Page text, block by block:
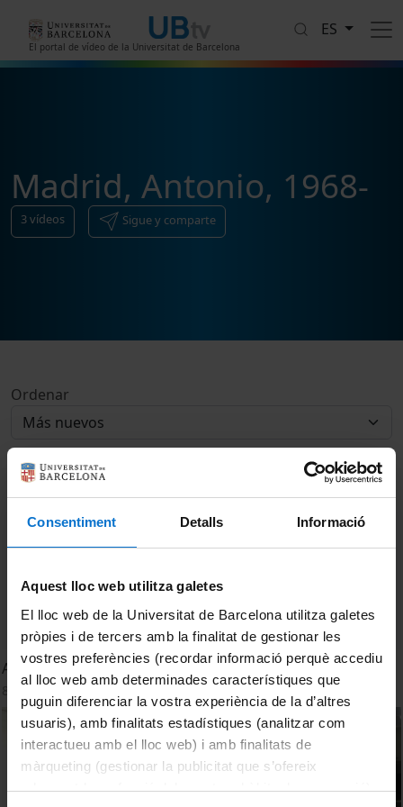
Consentiment Detalls Informació
Aquest lloc web utilitza galetes
El lloc web de la Universitat de Barcelona utilitza galetes
pròpies i de tercers amb la finalitat de gestionar les
vostres preferències (recordar informació perquè accediu
al lloc web amb determinades característiques que
puguin diferenciar la vostra experiència de la d’altres
usuaris), amb finalitats estadístiques (analitzar com
interactueu amb el lloc web) i amb finalitats de
màrqueting (gestionar la publicitat que s’ofereix
adequant-la en funció dels vostres hàbits de navegació).
El portal de vídeo de la Universitat de Barcelona
ES
Madrid, Antonio, 1968-
3vídeos Sigue y comparte
Ordenar
Acte de cloenda del curs: Cuida't, Cuida
8 Marzo, 2018